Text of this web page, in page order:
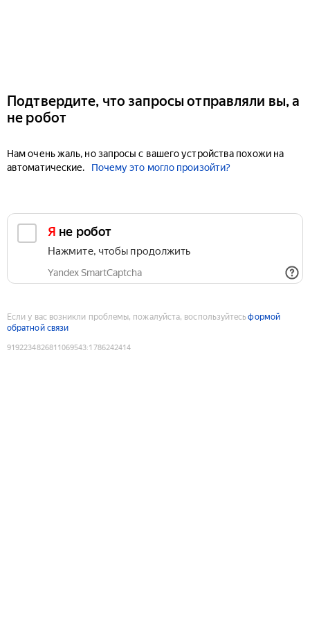
Подтвердите, что запросы отправляли вы, а
не робот
Нам очень жаль, но запросы с вашего устройства похожи на
автоматические.
Почему это могло произойти?
Я не робот
Нажмите, чтобы продолжить
Yandex SmartCaptcha
Если у вас возникли проблемы, пожалуйста, воспользуйтесьформой
обратной связи
9192234826811069543:1786242414